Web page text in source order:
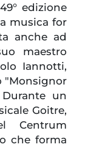
edizione
musica for
anche ad
maestro
Iannotti,
"Monsignor
un
Goitre,
Centrum
che forma